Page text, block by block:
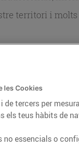
territori i molts
les Cookies
tercers per
els teus hàbits de
essencials o